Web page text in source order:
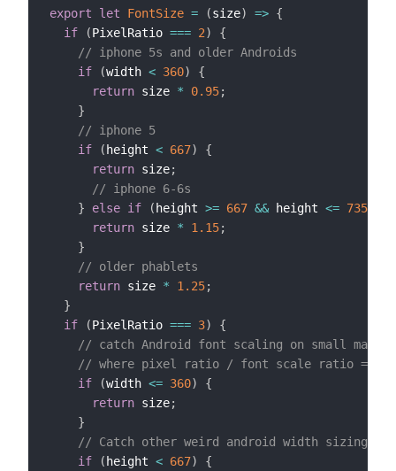
export let FontSize = (size) => {
if
(PixelRatio === 2)
{
// iphone 5s and older Androids
if
(width < 360)
{
return size * 0.95;
}
// iphone 5
if
( height < 667)
{
return size;
// iphone 6-6s
}
else if ( height >= 667 && height <= 735
return size * 1.15;
}
// older phablets
return size * 1.25;
}
if
(PixelRatio === 3)
{
// catch Android font scaling on small
// where pixel ratio / font scale ratio =>
if
(width <= 360)
{
return size;
}
// Catch other weird android width sizings
if
( height < 667)
{